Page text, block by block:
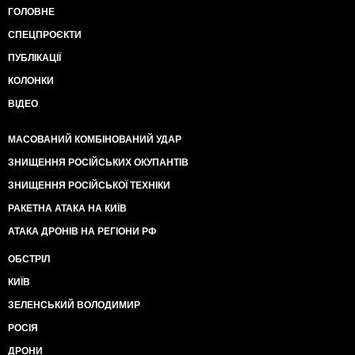
ГОЛОВНЕ
СПЕЦПРОЄКТИ
ПУБЛІКАЦІЇ
КОЛОНКИ
ВІДЕО
МАСОВАНИЙ КОМБІНОВАНИЙ УДАР
ЗНИЩЕННЯ РОСІЙСЬКИХ ОКУПАНТІВ
ЗНИЩЕННЯ РОСІЙСЬКОЇ ТЕХНІКИ
РАКЕТНА АТАКА НА КИЇВ
АТАКА ДРОНІВ НА РЕГІОНИ РФ
ОБСТРІЛ
КИЇВ
ЗЕЛЕНСЬКИЙ ВОЛОДИМИР
РОСІЯ
ДРОНИ